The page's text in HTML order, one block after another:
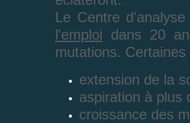
Le Centre
l'emploi dans 20
mutations.
extension de la
aspiration à plus
croissance des